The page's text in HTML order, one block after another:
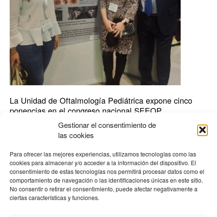
Gestionar el consentimiento de
las cookies
Para ofrecer las mejores experiencias, utilizamos tecnologías como las
cookies para almacenar y/o acceder a la información del dispositivo. El
consentimiento de estas tecnologías nos permitirá procesar datos como el
comportamiento de navegación o las identificaciones únicas en este sitio.
No consentir o retirar el consentimiento, puede afectar negativamente a
ciertas características y funciones.
La Unidad de Oftalmología Pediátrica expone cinco
ponencias en el congreso nacional SEEOP
Hospital
oftalmólogas Beatriz Pérez Morenilla y Ana Morales Amplia
participación de la Unidad de Oftalmología Pediátrica (UOP) del
Hospital La Arruzafa (HLA) en el XXVII Congreso de la Sociedad
Española de Estrabología y Oftalmología Pediátrica (SEEOP),
celebrado en Burgos. En la cita han estado presentes […]
congreso
nacional
SEEOP